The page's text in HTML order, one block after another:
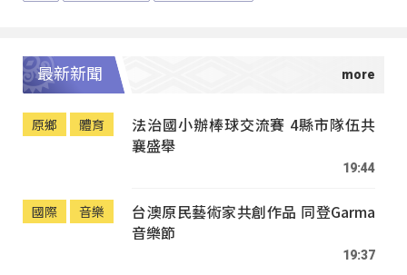
最新新聞
原鄉 體育
法治國小辦棒球交流賽 4縣市隊伍共
襄盛舉
19:44
國際 音樂
台澳原民藝術家共創作品 同登Garma
音樂節
19:37